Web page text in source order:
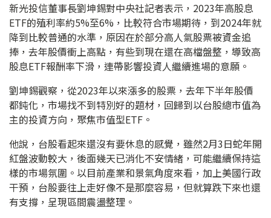
新光投信董事長劉坤錫對中央社記者表示，2023年高股息
ETF的殖利率約5%至6%，比較符合市場期待，到2024年就
降到比較普通的水準，原因在於部分高人氣股票被資金追
捧，去年股價衝上高點，有些到現在還在高檔盤整，導致高
股息ETF報酬率下滑，連帶影響投資人繼續進場的意願。
劉坤錫觀察，從2023年以來漲多的股票，去年下半年股價
都鈍化，市場找不到特別好的題材，回歸到以台股總市值為
主的投資方向，聚焦市值型ETF。
他說，台股看起來還沒有要休息的感覺，雖然2月3日蛇年開
紅盤波動較大，後面幾天已消化不安情緒，可能繼續保持這
樣的市場氛圍。以目前產業和景氣角度來看，加上美國行政
干預，台股要往上走好像不是那麼容易，但就算跌下來也還
有支撐，呈現區間震盪整理。